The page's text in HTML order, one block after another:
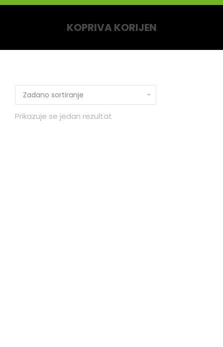
KOPRIVA KORIJEN
Prikazuje se jedan rezultat